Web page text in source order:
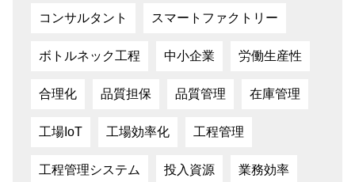
コンサルタント スマートファクトリー
ボトルネック工程 中小企業 労働生産性
合理化 品質担保 品質管理 在庫管理
工場IoT 工場効率化 工程管理
工程管理システム 投入資源 業務効率